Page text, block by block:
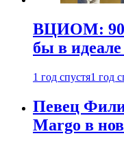
ВЦИОМ:
бы в
1 год спустя1 год
Певец
Margo в